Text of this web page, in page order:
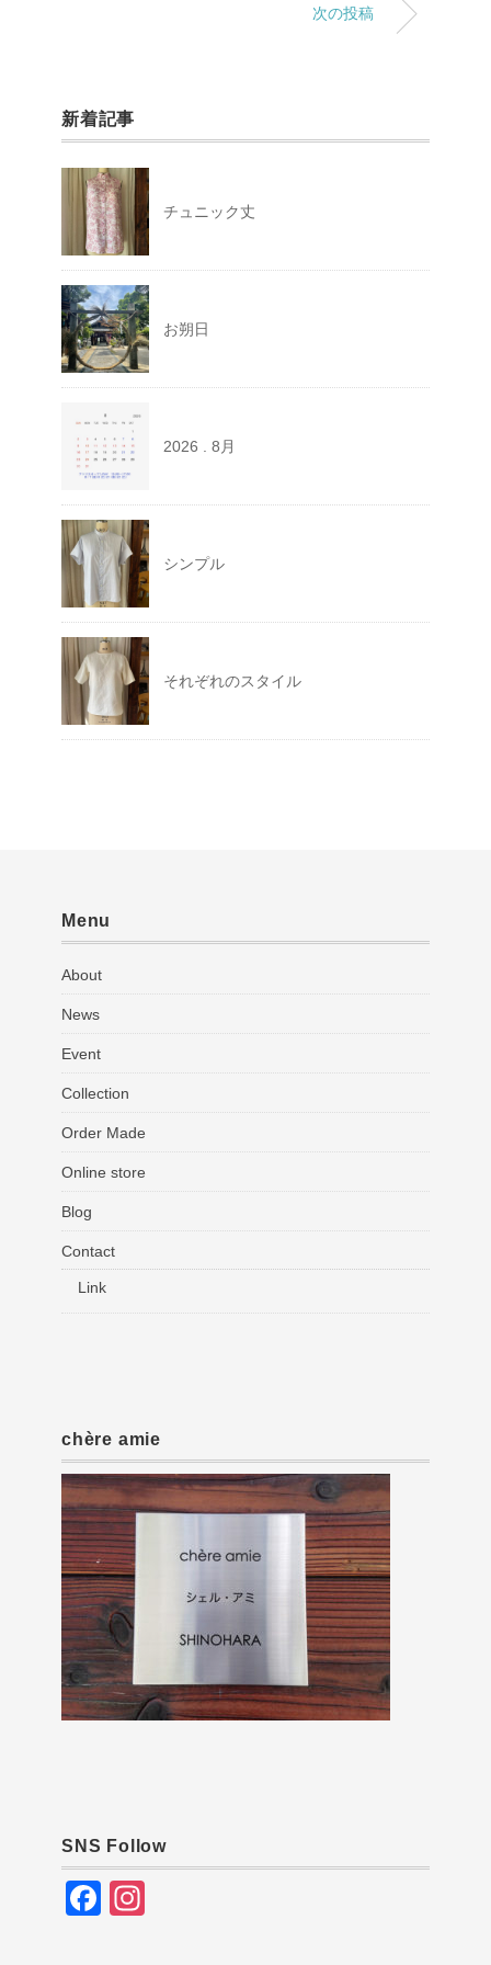
次の投稿
新着記事
チュニック丈
お朔日
2026 . 8月
シンプル
それぞれのスタイル
Menu
About
News
Event
Collection
Order Made
Online store
Blog
Contact
Link
chère amie
SNS Follow
F